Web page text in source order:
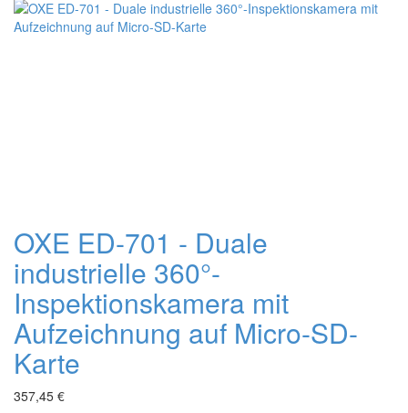
OXE ED-701 - Duale
industrielle 360°-
Inspektionskamera mit
Aufzeichnung auf Micro-SD-
Karte
357,45 €